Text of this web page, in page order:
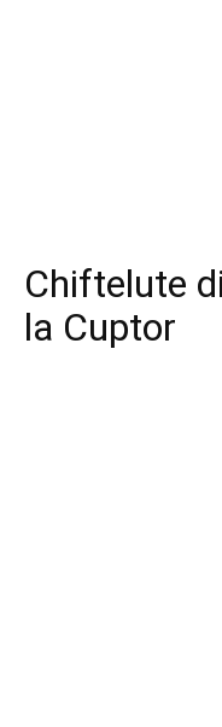
Chiftelute
la Cuptor